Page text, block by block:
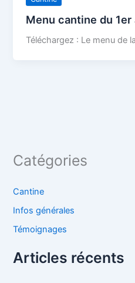
Menu cantine du
Téléchargez : Le menu de
Catégories
Cantine
Infos générales
Témoignages
Articles récents